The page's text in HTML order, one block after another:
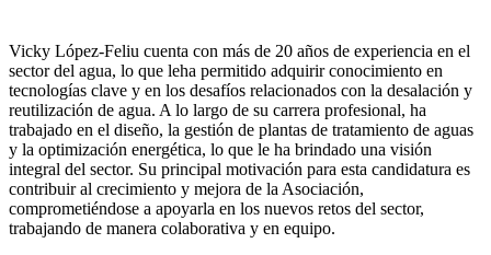
Vicky López-Feliu cuenta con más de 20 años de experiencia en el
sector del agua, lo que leha permitido adquirir conocimiento en
tecnologías clave y en los desafíos relacionados con la desalación y
reutilización de agua. A lo largo de su carrera profesional, ha
trabajado en el diseño, la gestión de plantas de tratamiento de aguas
y la optimización energética, lo que le ha brindado una visión
integral del sector. Su principal motivación para esta candidatura es
contribuir al crecimiento y mejora de la Asociación,
comprometiéndose a apoyarla en los nuevos retos del sector,
trabajando de manera colaborativa y en equipo.